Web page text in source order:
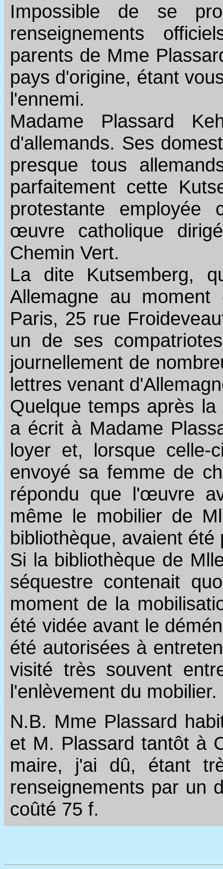
Impossible de se
renseignements
parents de Mme
pays d'origine, étant
l'ennemi.
Madame Plassard
d'allemands. Ses
presque tous
parfaitement cette
protestante employée
œuvre catholique
Chemin Vert.
La dite Kutsemberg,
Allemagne au
Paris, 25 rue
un de ses
journellement de
lettres venant
Quelque temps après
a écrit à Madame
loyer et, lorsque celle-
envoyé sa femme de
répondu que l'œuvre
même le mobilier de
bibliothèque, avaient
Si la bibliothèque de
séquestre contenait
moment de la
été vidée avant le
été autorisées à
visité très souvent
l'enlèvement du mobilier.
N.B. Mme Plassard
et M. Plassard tantôt à
maire, j'ai dû, étant
renseignements par un
coûté 75 f.